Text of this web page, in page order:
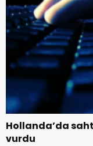
Hollanda’da
vurdu